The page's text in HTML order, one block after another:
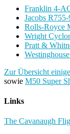
Franklin 4-
Jacobs R755-
Rolls-Royce
Wright
Pratt &
Zur Übersicht
sowie M50 Super
Links
The Cavanaugh